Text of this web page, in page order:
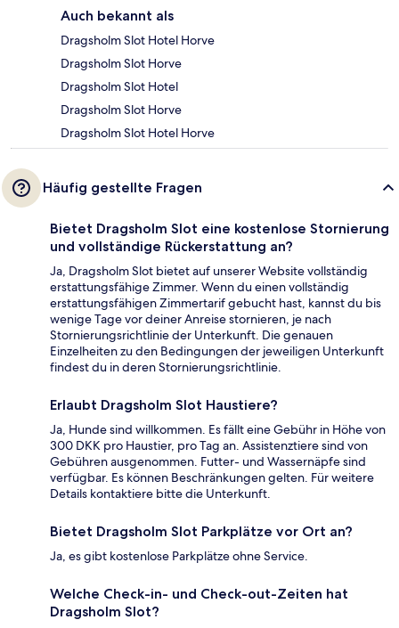
Auch bekannt als
Dragsholm Slot Hotel Horve
Dragsholm Slot Horve
Dragsholm Slot Hotel
Dragsholm Slot Horve
Dragsholm Slot Hotel Horve
Häufig gestellte Fragen
Bietet Dragsholm Slot eine kostenlose Stornierung
und vollständige Rückerstattung an?
Ja, Dragsholm Slot bietet auf unserer Website vollständig
erstattungsfähige Zimmer. Wenn du einen vollständig
erstattungsfähigen Zimmertarif gebucht hast, kannst du bis
wenige Tage vor deiner Anreise stornieren, je nach
Stornierungsrichtlinie der Unterkunft. Die genauen
Einzelheiten zu den Bedingungen der jeweiligen Unterkunft
findest du in deren Stornierungsrichtlinie.
Erlaubt Dragsholm Slot Haustiere?
Ja, Hunde sind willkommen. Es fällt eine Gebühr in Höhe von
300 DKK pro Haustier, pro Tag an. Assistenztiere sind von
Gebühren ausgenommen. Futter- und Wassernäpfe sind
verfügbar. Es können Beschränkungen gelten. Für weitere
Details kontaktiere bitte die Unterkunft.
Bietet Dragsholm Slot Parkplätze vor Ort an?
Ja, es gibt kostenlose Parkplätze ohne Service.
Welche Check-in- und Check-out-Zeiten hat
Dragsholm Slot?